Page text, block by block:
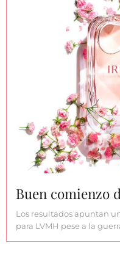
Buen comienzo
Los resultados apuntan
para LVMH pese a la